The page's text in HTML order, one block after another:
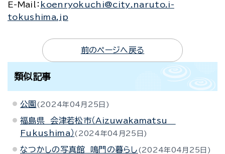
E-Mail
： koenryokuchi@city.naruto.i-
tokushima.jp
前のページへ戻る
類似記事
公園 2024年04月25日
福島県 会津若松市（Aizuwakamatsu
Fukushima）
2024年04月25日
なつかしの写真館 鳴門の暮らし 2024年04月25日